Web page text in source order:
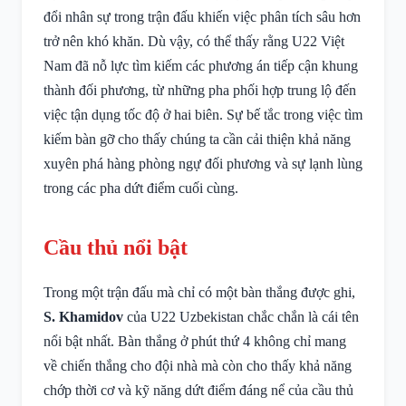
đổi nhân sự trong trận đấu khiến việc phân tích sâu hơn
trở nên khó khăn. Dù vậy, có thể thấy rằng U22 Việt
Nam đã nỗ lực tìm kiếm các phương án tiếp cận khung
thành đối phương, từ những pha phối hợp trung lộ đến
việc tận dụng tốc độ ở hai biên. Sự bế tắc trong việc tìm
kiếm bàn gỡ cho thấy chúng ta cần cải thiện khả năng
xuyên phá hàng phòng ngự đối phương và sự lạnh lùng
trong các pha dứt điểm cuối cùng.
Cầu thủ nổi bật
Trong một trận đấu mà chỉ có một bàn thắng được ghi,
S. Khamidov của U22 Uzbekistan chắc chắn là cái tên
nổi bật nhất. Bàn thắng ở phút thứ 4 không chỉ mang
về chiến thắng cho đội nhà mà còn cho thấy khả năng
chớp thời cơ và kỹ năng dứt điểm đáng nể của cầu thủ